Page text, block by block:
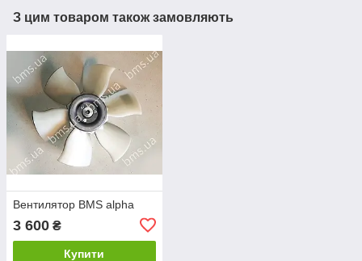
З цим товаром також замовляють
Вентилятор BMS alpha
3 600 ₴
Купити